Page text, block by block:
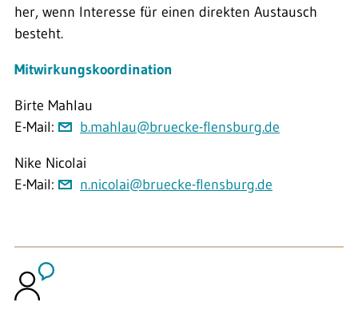
her, wenn Interesse für einen direkten Austausch
besteht.
Mitwirkungskoordination
Birte Mahlau
E-Mail:
b.mahlau@bruecke-flensburg.de
Nike Nicolai
E-Mail:
n.nicolai@bruecke-flensburg.de